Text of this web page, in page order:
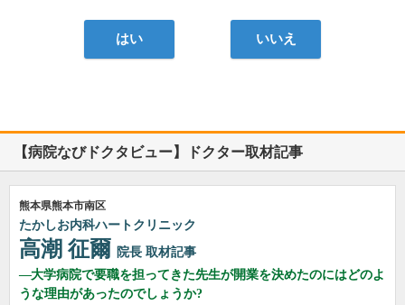
はい いいえ
【病院なびドクタビュー】ドクター取材記事
熊本県熊本市南区
たかしお内科ハートクリニック
高潮 征爾 院長 取材記事
大学病院で要職を担ってきた先生が開業を決めたのにはどのよ
うな理由があったのでしょうか?